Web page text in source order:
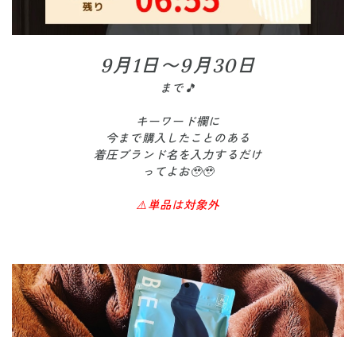
9月1日〜9月30日
まで🎵
キーワード欄に
今まで購入したことのある
着圧ブランド名を入力するだけ
ってよお🥹🥹
⚠️単品は対象外